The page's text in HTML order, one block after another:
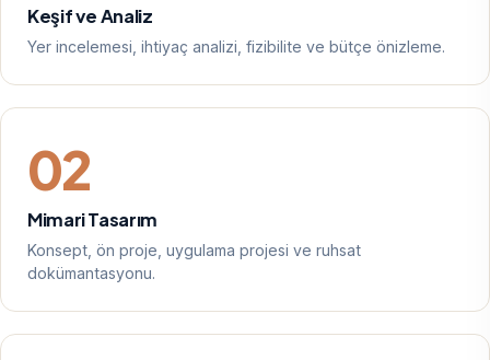
Keşif ve Analiz
Yer incelemesi, ihtiyaç analizi, fizibilite ve bütçe önizleme.
02
Mimari Tasarım
Konsept, ön proje, uygulama projesi ve ruhsat
dokümantasyonu.